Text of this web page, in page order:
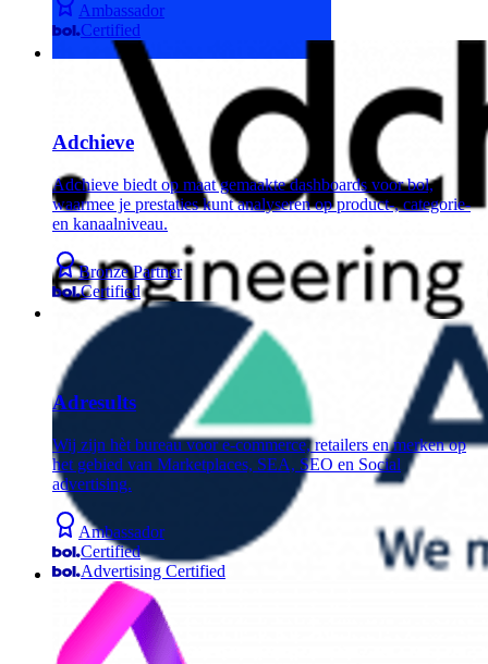
Ambassador
Certified
Adchieve
Adchieve biedt op maat gemaakte dashboards voor bol,
waarmee je prestaties kunt analyseren op product-, categorie-
en kanaalniveau.
Bronze Partner
Certified
Adresults
Wij zijn hèt bureau voor e-commerce, retailers en merken op
het gebied van Marketplaces, SEA, SEO en Social
advertising.
Ambassador
Certified
Advertising Certified